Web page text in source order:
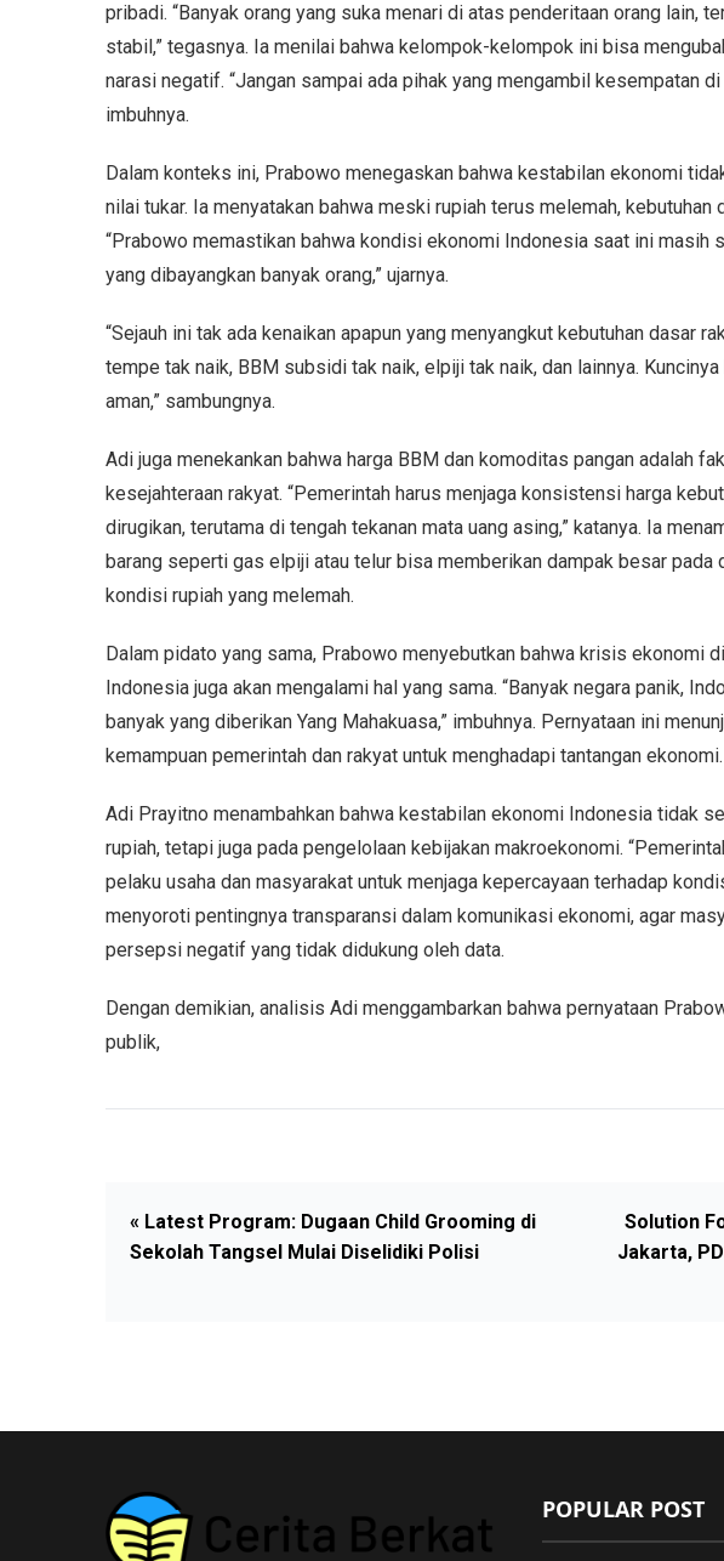
pribadi. “Banyak orang yang suka menari di atas penderitaan orang lain,
stabil,” tegasnya. Ia menilai bahwa kelompok-kelompok ini bisa
narasi negatif. “Jangan sampai ada pihak yang mengambil kesempatan
imbuhnya.
Dalam konteks ini, Prabowo menegaskan bahwa kestabilan ekonomi
nilai tukar. Ia menyatakan bahwa meski rupiah terus melemah, kebutuhan
“Prabowo memastikan bahwa kondisi ekonomi Indonesia saat ini masih
yang dibayangkan banyak orang,” ujarnya.
“Sejauh ini tak ada kenaikan apapun yang menyangkut kebutuhan dasar
tempe tak naik, BBM subsidi tak naik, elpiji tak naik, dan lainnya.
aman,” sambungnya.
Adi juga menekankan bahwa harga BBM dan komoditas pangan adalah
kesejahteraan rakyat. “Pemerintah harus menjaga konsistensi harga
dirugikan, terutama di tengah tekanan mata uang asing,” katanya. Ia
barang seperti gas elpiji atau telur bisa memberikan dampak besar pada
kondisi rupiah yang melemah.
Dalam pidato yang sama, Prabowo menyebutkan bahwa krisis ekonomi
Indonesia juga akan mengalami hal yang sama. “Banyak negara panik,
banyak yang diberikan Yang Mahakuasa,” imbuhnya. Pernyataan ini
kemampuan pemerintah dan rakyat untuk menghadapi tantangan ekonomi.
Adi Prayitno menambahkan bahwa kestabilan ekonomi Indonesia tidak
rupiah, tetapi juga pada pengelolaan kebijakan makroekonomi.
pelaku usaha dan masyarakat untuk menjaga kepercayaan terhadap
menyoroti pentingnya transparansi dalam komunikasi ekonomi, agar
persepsi negatif yang tidak didukung oleh data.
Dengan demikian, analisis Adi menggambarkan bahwa pernyataan
publik,
« Latest Program: ⁠Dugaan Child Grooming di
Sekolah Tangsel Mulai Diselidiki Polisi
Solution
Jakarta,
POPULAR POST